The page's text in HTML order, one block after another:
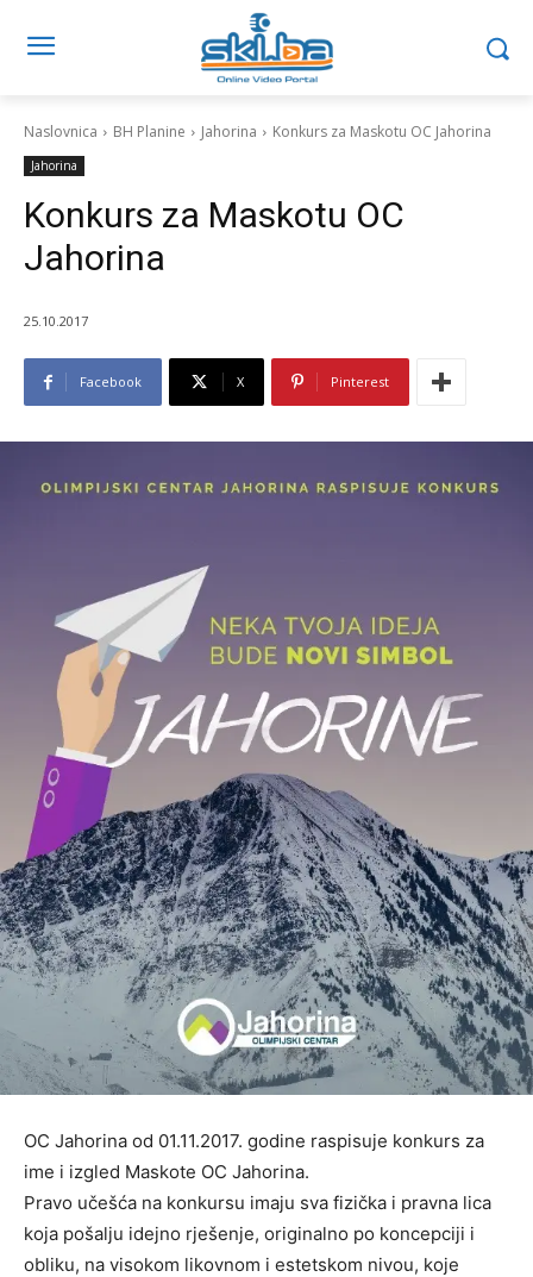
Naslovnica BH Planine Jahorina Konkurs za Maskotu OC Jahorina
Jahorina
Konkurs za Maskotu OC
Jahorina
25.10.2017
Facebook X Pinterest
OC Jahorina od 01.11.2017. godine raspisuje konkurs za
ime i izgled Maskote OC Jahorina.
Pravo učešća na konkursu imaju sva fizička i pravna lica
koja pošalju idejno rješenje, originalno po koncepciji i
obliku, na visokom likovnom i estetskom nivou, koje